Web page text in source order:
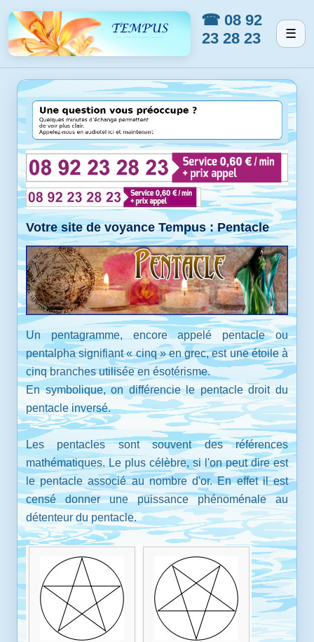
☎ 08 92
23 28 23
☰
Votre site de voyance Tempus : Pentacle
Un pentagramme, encore appelé pentacle ou
pentalpha signifiant « cinq » en grec, est une étoile à
cinq branches utilisée en ésotérisme.
En symbolique, on différencie le pentacle droit du
pentacle inversé.
Les pentacles sont souvent des références
mathématiques. Le plus célèbre, si l'on peut dire est
le pentacle associé au nombre d'or. En effet il est
censé donner une puissance phénoménale au
détenteur du pentacle.